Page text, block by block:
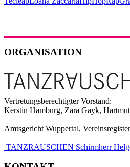
ORGANISATION
Vertretungsberechtigter Vorstand:
Kerstin Hamburg, Zara Gayk,
Amtsgericht Wuppertal,
TANZRAUSCHEN Schirmherr